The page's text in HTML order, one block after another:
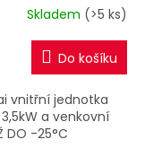
R
M
A
Skladem (>5 ks)
Do košíku
vnitřní jednotka
a venkovní
DO -25°C